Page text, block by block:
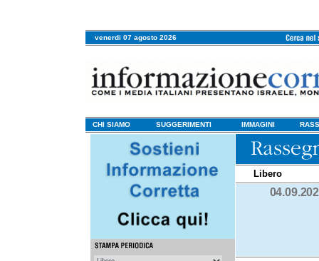
venerdi 07 agosto 2026
CHI SIAMO SUGGERIMENTI IMMAGINI
Libero